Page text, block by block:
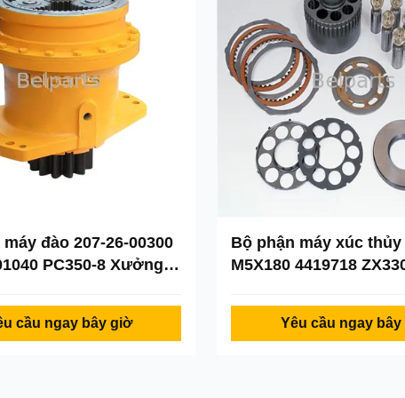
đào 207-26-00300
PC350-8 Xưởng
cầu ngay bây giờ
Bộ phận máy xúc
M5X180 4419718
Yêu cầu ngay